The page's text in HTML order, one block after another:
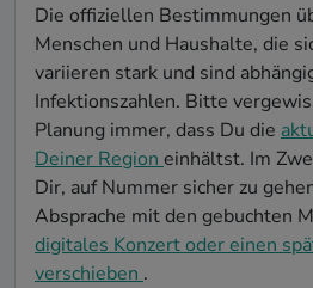
Die offiziellen Bestimmungen
Menschen und Haushalte, die
variieren stark und sind
Infektionszahlen. Bitte
Planung immer, dass Du die
Deiner Region einhältst. Im
Dir, auf Nummer sicher zu
Absprache mit den gebuchten
digitales Konzert oder einen
verschieben .